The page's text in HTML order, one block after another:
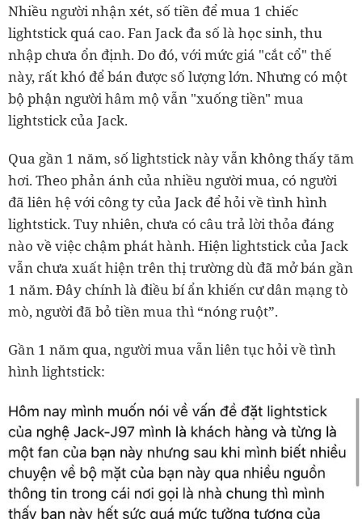
Nhiều người nhận xét, số tiền để mua 1 chiếc
lightstick quá cao. Fan Jack đa số là học sinh, thu
nhập chưa ổn định. Do đó, với mức giá "cắt cổ" thế
này, rất khó để bán được số lượng lớn. Nhưng có một
bộ phận người hâm mộ vẫn "xuống tiền" mua
lightstick của Jack.
Qua gần 1 năm, số lightstick này vẫn không thấy tăm
hơi. Theo phản ánh của nhiều người mua, có người
đã liên hệ với công ty của Jack để hỏi về tình hình
lightstick. Tuy nhiên, chưa có câu trả lời thỏa đáng
nào về việc chậm phát hành. Hiện lightstick của Jack
vẫn chưa xuất hiện trên thị trường dù đã mở bán gần
1 năm. Đây chính là điều bí ẩn khiến cư dân mạng tò
mò, người đã bỏ tiền mua thì “nóng ruột”.
Gần 1 năm qua, người mua vẫn liên tục hỏi về tình
hình lightstick: